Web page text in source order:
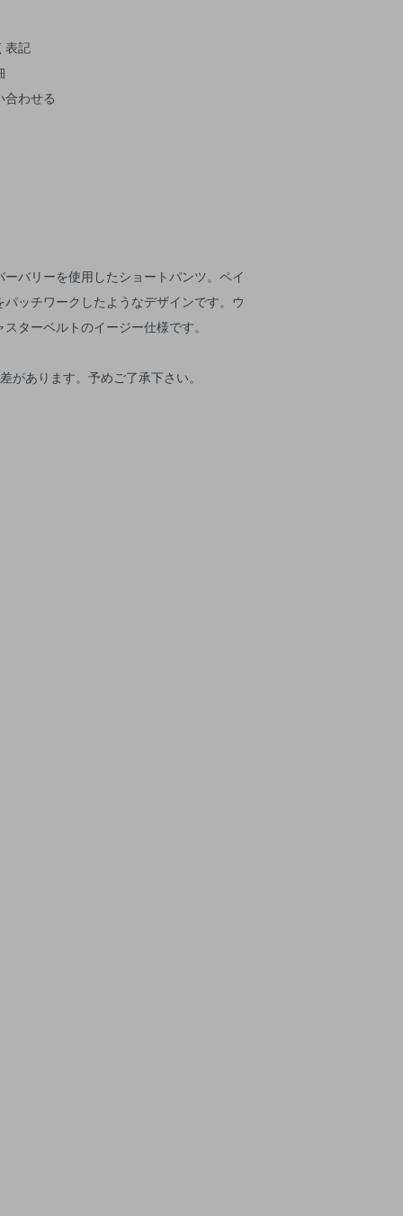
表記
合わせる
バリーを使用したショートパンツ。ペイ
パッチワークしたようなデザインです。ウ
ターベルトのイージー仕様です。
があります。予めご了承下さい。